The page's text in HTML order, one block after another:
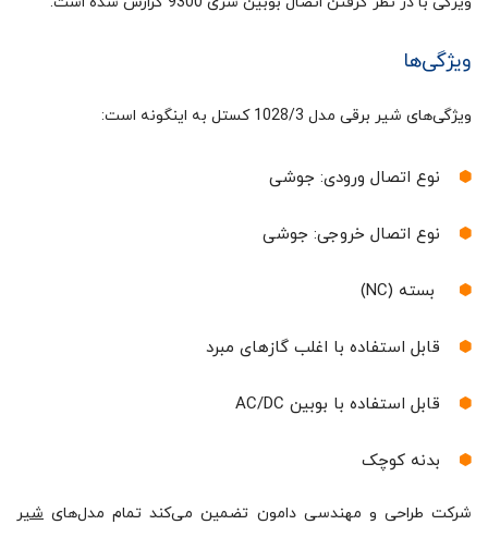
ویژگی‌ها
ویژگی‌های شیر برقی مدل 1028/3 کستل به اینگونه است:
نوع اتصال ورودی: جوشی
نوع اتصال خروجی: جوشی
بسته (NC)
قابل استفاده با اغلب گازهای مبرد
قابل استفاده با بوبین AC/DC
بدنه کوچک
شرکت طراحی و مهندسی دامون تضمین می‌کند تمام مدل‌های شیر